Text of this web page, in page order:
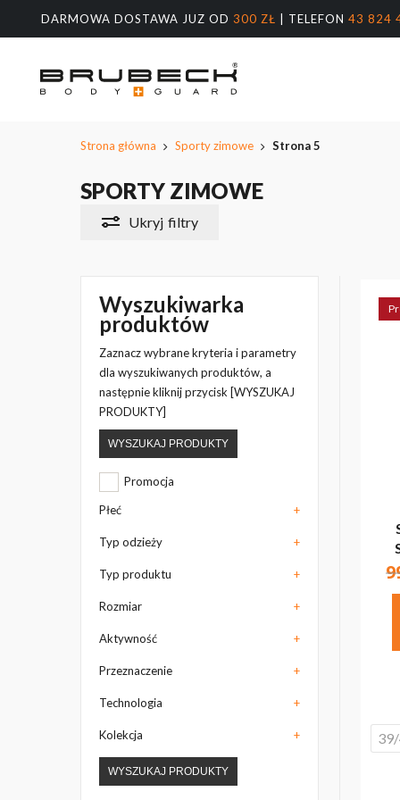
głównej
DARMOWA DOSTAWA JUZ OD 300 ZŁ | TELEFON 43 824
Strona główna Sporty zimowe Strona 5
SPORTY ZIMOWE
Ukryj filtry
Wyszukiwarka
produktów
Zaznacz wybrane kryteria i parametry
dla wyszukiwanych produktów, a
następnie kliknij przycisk [WYSZUKAJ
PRODUKTY]
WYSZUKAJ PRODUKTY
Promocja
Płeć +
Typ odzieży +
Typ produktu +
Rozmiar +
Aktywność +
Przeznaczenie +
Technologia +
Kolekcja +
WYSZUKAJ PRODUKTY